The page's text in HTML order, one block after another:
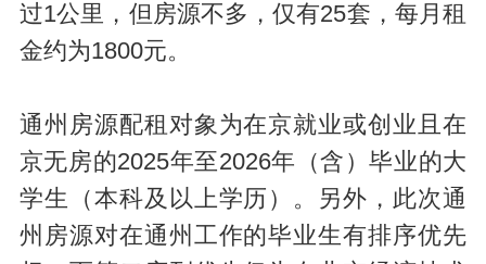
过1公里，但房源不多，仅有25套，每月租
金约为1800元。
通州房源配租对象为在京就业或创业且在
京无房的2025年至2026年（含）毕业的大
学生（本科及以上学历）。另外，此次通
州房源对在通州工作的毕业生有排序优先